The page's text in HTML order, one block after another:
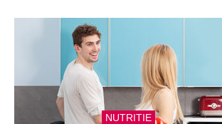
NUTRITIE